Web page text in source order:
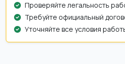
Проверяйте легальность
Требуйте официальный
Уточняйте все условия